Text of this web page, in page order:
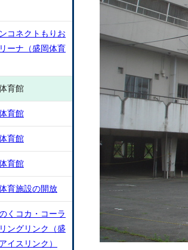
コネクトもりお
ーナ（盛岡体育
育館
育館
育館
育館
育施設の開放
くコカ・コーラ
ングリンク（盛
イスリンク）